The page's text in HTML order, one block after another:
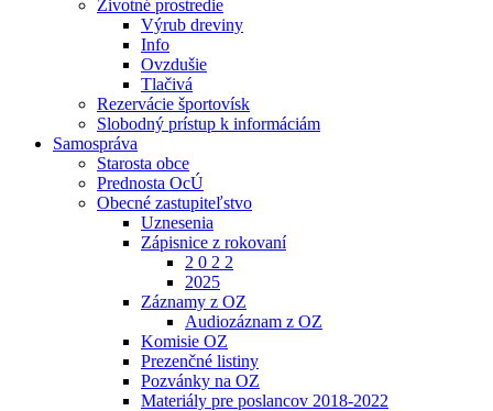
Životné prostredie
Výrub dreviny
Info
Ovzdušie
Tlačivá
Rezervácie športovísk
Slobodný prístup k informáciám
Samospráva
Starosta obce
Prednosta OcÚ
Obecné zastupiteľstvo
Uznesenia
Zápisnice z rokovaní
2 0 2 2
2025
Záznamy z OZ
Audiozáznam z OZ
Komisie OZ
Prezenčné listiny
Pozvánky na OZ
Materiály pre poslancov 2018-2022